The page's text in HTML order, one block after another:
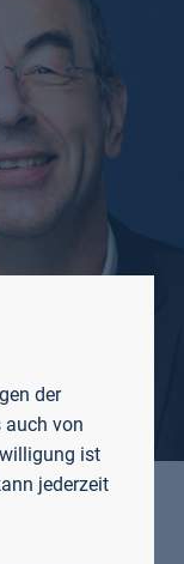
der
auch von
ist
jederzeit